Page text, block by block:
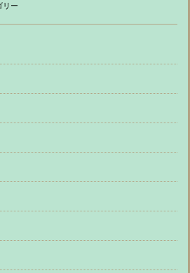
リー